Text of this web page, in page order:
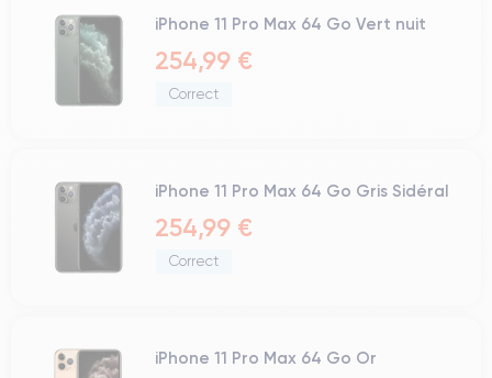
iPhone 11 Pro Max 64 Go Vert nuit
254,99 €
Correct
iPhone 11 Pro Max 64 Go Gris Sidéral
254,99 €
Correct
iPhone 11 Pro Max 64 Go Or